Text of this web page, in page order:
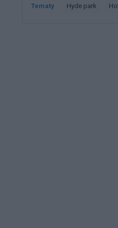
Tematy hyde park